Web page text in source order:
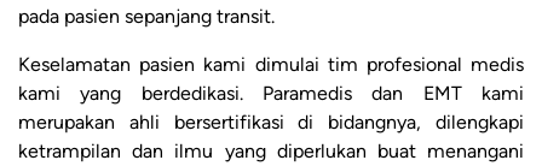
pada pasien sepanjang transit.
Keselamatan pasien kami dimulai tim profesional medis
kami yang berdedikasi. Paramedis dan EMT kami
merupakan ahli bersertifikasi di bidangnya, dilengkapi
ketrampilan dan ilmu yang diperlukan buat menangani